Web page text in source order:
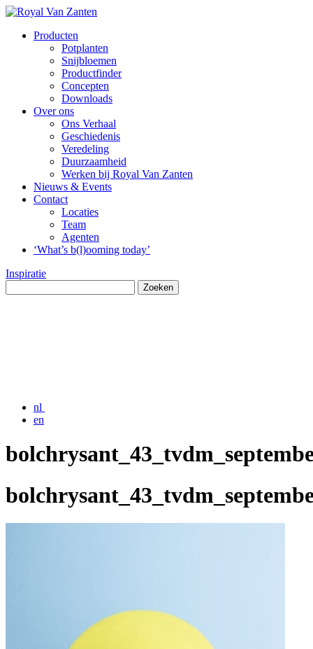
Producten
Potplanten
Snijbloemen
Productfinder
Concepten
Downloads
Over ons
Ons Verhaal
Geschiedenis
Veredeling
Duurzaamheid
Werken bij Royal Van Zanten
Nieuws & Events
Contact
Locaties
Team
Agenten
‘What’s b(l)ooming today’
Inspiratie
nl
en